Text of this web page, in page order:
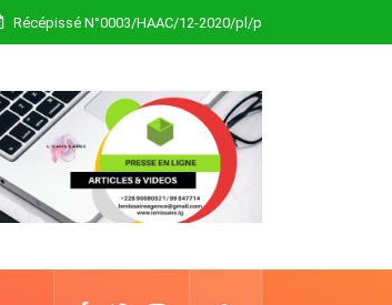
Récépissé N°0003/HAAC/12-2020/pl/p